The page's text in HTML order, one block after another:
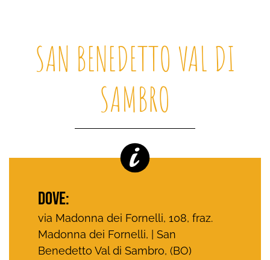
SAN BENEDETTO VAL DI
SAMBRO
DOVE:
via Madonna dei Fornelli, 108, fraz.
Madonna dei Fornelli, | San
Benedetto Val di Sambro, (BO)